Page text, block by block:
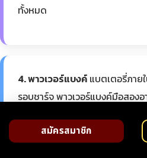
ทั้งหมด
4. พาวเวอร์แบงค์ แบตเตอรี่ภาย
รอบชาร์จ พาวเวอร์แบงค์มือสอง
ความเสี่ยง: ความจุจริงน้อยกว่าที่
สมัครสมาชิก